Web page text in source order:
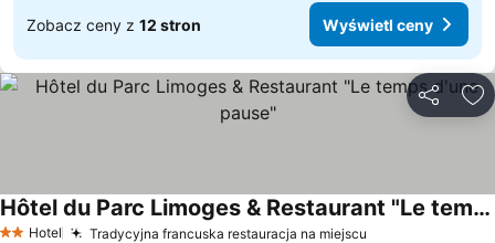
Zobacz ceny z 12 stron Wyświetl ceny
2 Kategoria
Hotel Tradycyjna francuska restauracja na miejscu
Hôtel du Parc Limoges & Restaurant "Le temps d'une pause"